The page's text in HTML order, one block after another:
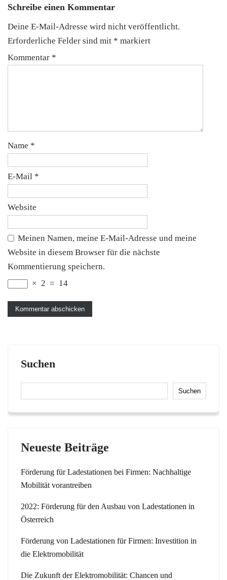
Schreibe einen Kommentar
Deine E-Mail-Adresse wird nicht veröffentlicht.
Erforderliche Felder sind mit * markiert
Kommentar *
Name *
E-Mail *
Website
Meinen Namen, meine E-Mail-Adresse und meine
Website in diesem Browser für die nächste
Kommentierung speichern.
× 2 = 14
Suchen
Suchen
Neueste Beiträge
Förderung für Ladestationen bei Firmen: Nachhaltige
Mobilität vorantreiben
2022: Förderung für den Ausbau von Ladestationen in
Österreich
Förderung von Ladestationen für Firmen: Investition in
die Elektromobilität
Die Zukunft der Elektromobilität: Chancen und